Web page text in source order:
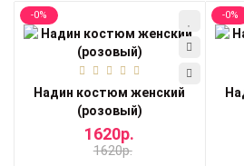
-0%
Надин костюм женский
(розовый)
1620р.
1620р.
-0%